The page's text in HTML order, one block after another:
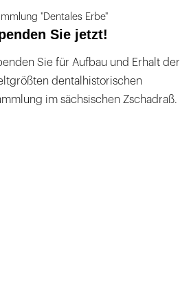
"Dentales Erbe"
Sie jetzt!
Sie für Aufbau und Erhalt der
dentalhistorischen
im sächsischen Zschadraß.